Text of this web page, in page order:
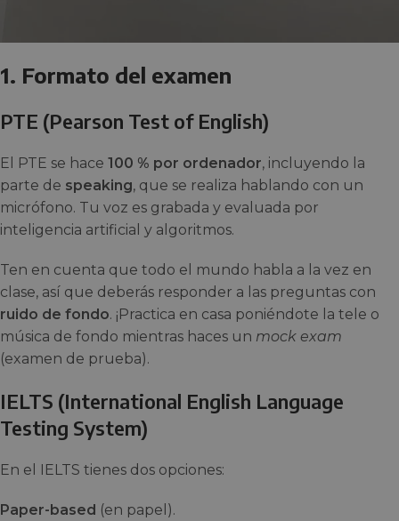
1. Formato del examen
PTE (Pearson Test of English)
El PTE se hace 100 % por ordenador, incluyendo la
parte de speaking, que se realiza hablando con un
micrófono. Tu voz es grabada y evaluada por
inteligencia artificial y algoritmos.
Ten en cuenta que todo el mundo habla a la vez en
clase, así que deberás responder a las preguntas con
ruido de fondo. ¡Practica en casa poniéndote la tele o
música de fondo mientras haces un mock exam
(examen de prueba).
IELTS (International English Language
Testing System)
En el IELTS tienes dos opciones:
Paper-based (en papel).